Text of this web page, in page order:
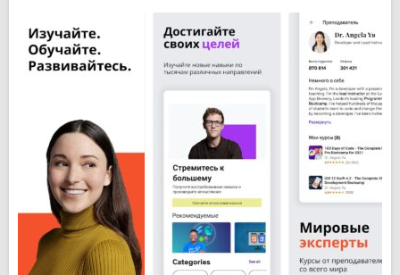
разработанные в рамках курса. Курсы постоянно
обновляются и дополняются преподавателями
актуальными материалами. Достаточно скачать
Юдеми на свой Андроид телефон или планшет,
чтобы сделать долгосрочный вклад в собственный
успех. Миллионы студентов учатся по курсам
Udemy, расширяя свои знания по различным
дисциплинам, приобретая практические и
профессиональные навыки. После сдачи экзаменов
на платном курсе Вы получите сертификат об
окончании, который можно добавить к своему
резюме.